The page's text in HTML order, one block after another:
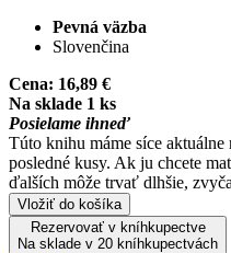
Pevná väzba
Slovenčina
Cena: 16,89 €
Na sklade 1 ks
Posielame ihneď
Túto knihu máme síce aktuálne
posledné kusy. Ak ju chcete
ďalších môže trvať dlhšie,
Vložiť do košíka
Rezervovať v kníhkupectve
Na sklade v 20 kníhkupectvách